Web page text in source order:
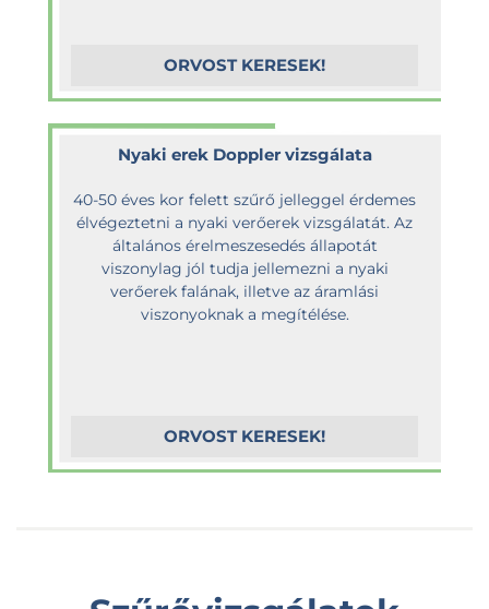
ORVOST KERESEK!
Nyaki erek Doppler vizsgálata
40-50 éves kor felett szűrő jelleggel érdemes
élvégeztetni a nyaki verőerek vizsgálatát. Az
általános érelmeszesedés állapotát
viszonylag jól tudja jellemezni a nyaki
verőerek falának, illetve az áramlási
viszonyoknak a megítélése.
ORVOST KERESEK!